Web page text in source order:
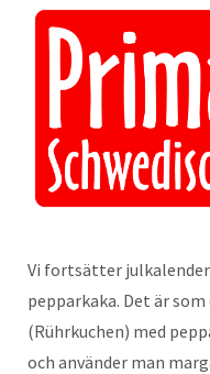
Vi fortsätter
pepparkaka. Det är
(Rührkuchen) med
och använder man